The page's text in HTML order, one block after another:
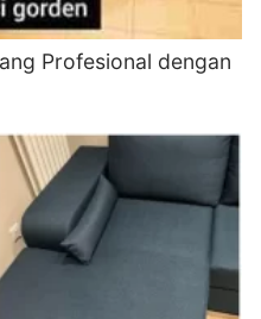
Profesional dengan